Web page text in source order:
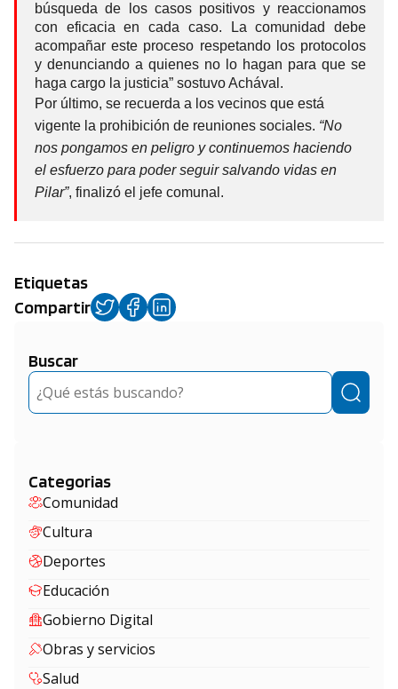
búsqueda de los casos positivos y reaccionamos
con eficacia en cada caso. La comunidad debe
acompañar este proceso respetando los protocolos
y denunciando a quienes no lo hagan para que se
haga cargo la justicia” sostuvo Achával.
Por último, se recuerda a los vecinos que está
vigente la prohibición de reuniones sociales. “No
nos pongamos en peligro y continuemos haciendo
el esfuerzo para poder seguir salvando vidas en
Pilar”, finalizó el jefe comunal.
Etiquetas
Compartir
Buscar
Buscar
Categorias
Comunidad
Cultura
Deportes
Educación
Gobierno Digital
Obras y servicios
Salud